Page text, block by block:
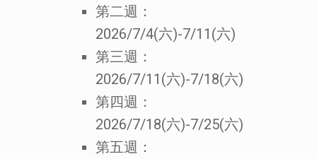
第二週：
2026/7/4(六)-7/11(六)
第三週：
2026/7/11(六)-7/18(六)
第四週：
2026/7/18(六)-7/25(六)
第五週：